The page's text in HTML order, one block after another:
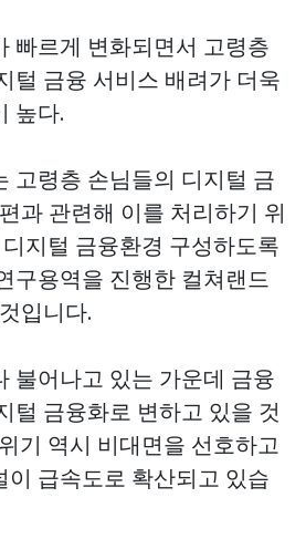
빠르게 변화되면서 고령층
털 금융 서비스 배려가 더욱
높다.
고령층 손님들의 디지털 금
과 관련해 이를 처리하기 위
지털 금융환경 구성하도록
구용역을 진행한 컬쳐랜드
입니다.
불어나고 있는 가운데 금융
털 금융화로 변하고 있을 것
기 역시 비대면을 선호하고
이 급속도로 확산되고 있습